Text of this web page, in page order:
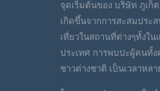
จุดเริ่มต้นของ บริษัท ภูเก็
เกิดขึ้นจากการสะสมประ
เที่ยวในสถานที่ต่างๆทั้งใน
ประเทศ การพบปะผู้คนทั้
ชาวต่างชาติ เป็นเวลาหลา